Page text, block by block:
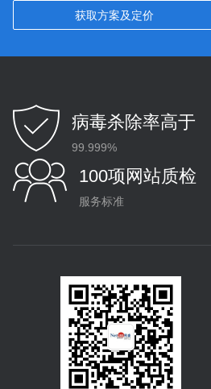
病毒杀除率高于
99.999%
100项网站质检
服务标准